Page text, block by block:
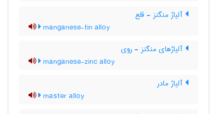
آلیاژ منگنز - قلع
manganese-tin alloy
آلیاژهای منگنز - روی
manganese-zinc alloy
آلیاژ مادر
master alloy